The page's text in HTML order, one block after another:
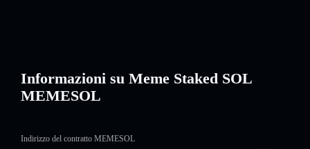
Informazioni su Meme Staked SOL
MEMESOL
Indirizzo del contratto MEMESOL